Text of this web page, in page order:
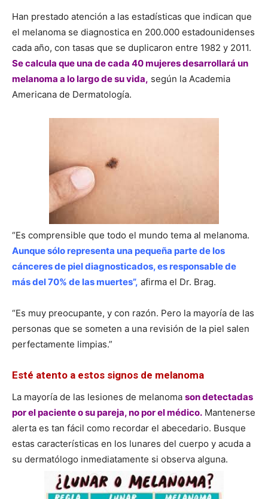
Han prestado atención a las estadísticas que indican que
el melanoma se diagnostica en 200.000 estadounidenses
cada año, con tasas que se duplicaron entre 1982 y 2011.
Se calcula que una de cada 40 mujeres desarrollará un
melanoma a lo largo de su vida, según la Academia
Americana de Dermatología.
“Es comprensible que todo el mundo tema al melanoma.
Aunque sólo representa una pequeña parte de los
cánceres de piel diagnosticados, es responsable de
más del 70% de las muertes”, afirma el Dr. Brag.
“Es muy preocupante, y con razón. Pero la mayoría de las
personas que se someten a una revisión de la piel salen
perfectamente limpias.”
Esté atento a estos signos de melanoma
La mayoría de las lesiones de melanoma son detectadas
por el paciente o su pareja, no por el médico. Mantenerse
alerta es tan fácil como recordar el abecedario. Busque
estas características en los lunares del cuerpo y acuda a
su dermatólogo inmediatamente si observa alguna.